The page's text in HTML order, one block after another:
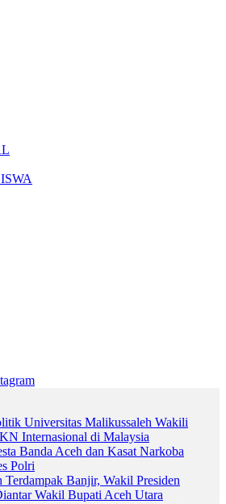
Universitas Malikussaleh Wakili
Internasional di Malaysia
Banda Aceh dan Kasat Narkoba
Polri
Terdampak Banjir, Wakil Presiden
Wakil Bupati Aceh Utara